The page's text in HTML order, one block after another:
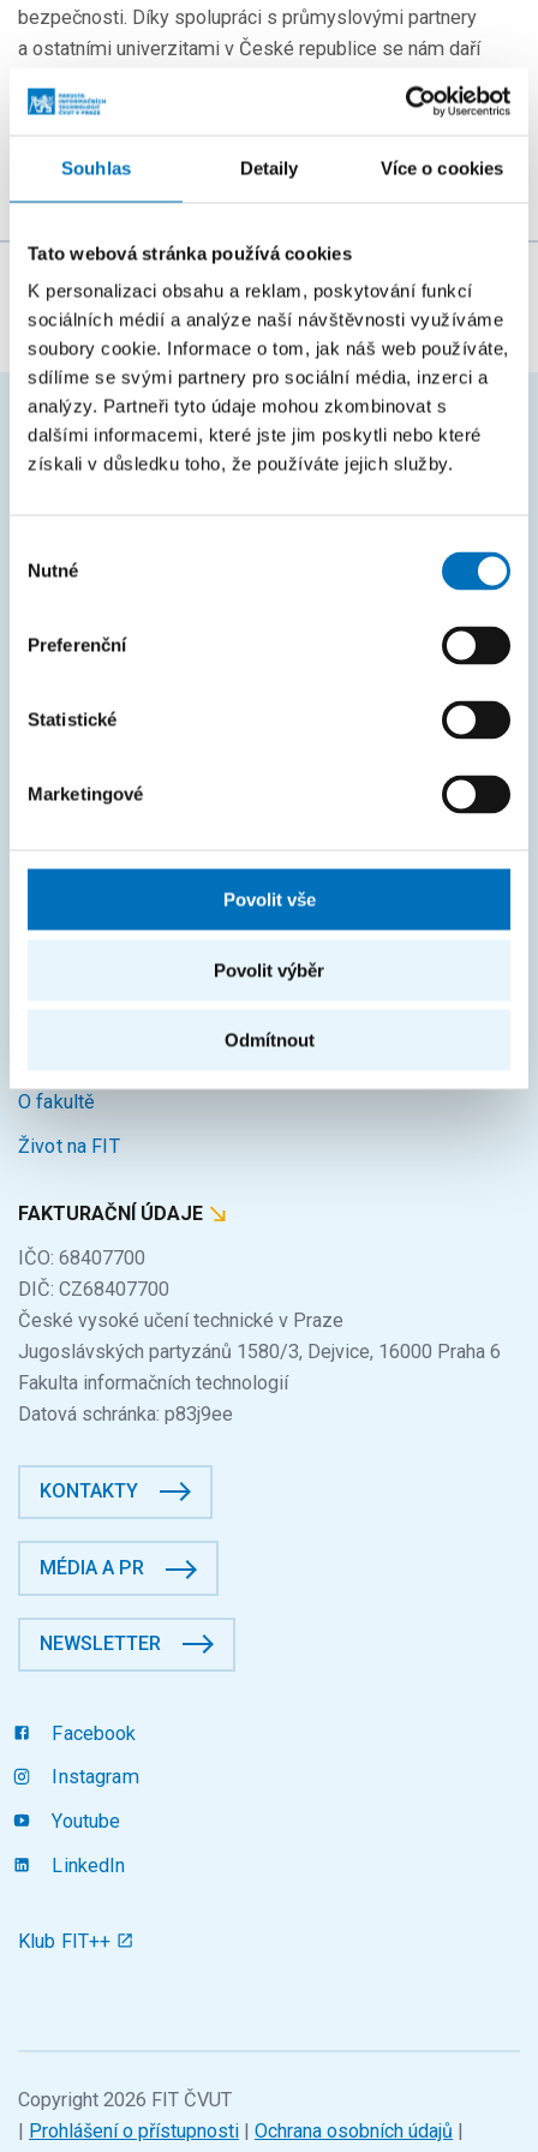
Souhlas Detaily Více o cookies
Tato webová stránka používá cookies
K personalizaci obsahu a reklam, poskytování funkcí
sociálních médií a analýze naší návštěvnosti využíváme
soubory cookie. Informace o tom, jak náš web používáte,
sdílíme se svými partnery pro sociální média, inzerci a
analýzy. Partneři tyto údaje mohou zkombinovat s
dalšími informacemi, které jste jim poskytli nebo které
získali v důsledku toho, že používáte jejich služby.
souhlasu
Nutné
Preferenční
Statistické
Marketingové
Povolit vše
Povolit výběr
Odmítnout
bezpečnosti. Díky spolupráci s průmyslovými partnery
a ostatními univerzitami v České republice se nám daří
dosahovat vynikajících výsledků, které většině případů
publikujeme a prezentujeme také mezinárodní vědecké
Za obsah stránky zodpovídá:doc. Ing. Štěpán
Starosta, Ph.D.
ČASTO HLEDÁTE
Rozcestník systémů
Courses
Uchazeči
O fakultě
Život na FIT
FAKTURAČNÍ ÚDAJE
IČO: 68407700
DIČ: CZ68407700
České vysoké učení technické v Praze
Jugoslávských partyzánů 1580/3, Dejvice, 16000 Praha 6
Fakulta informačních technologií
Datová schránka: p83j9ee
KONTAKTY
MÉDIA A PR
NEWSLETTER
Facebook
Instagram
Youtube
LinkedIn
Klub FIT++
Copyright 2026 FIT ČVUT
| Prohlášení o přístupnosti | Ochrana osobních údajů |